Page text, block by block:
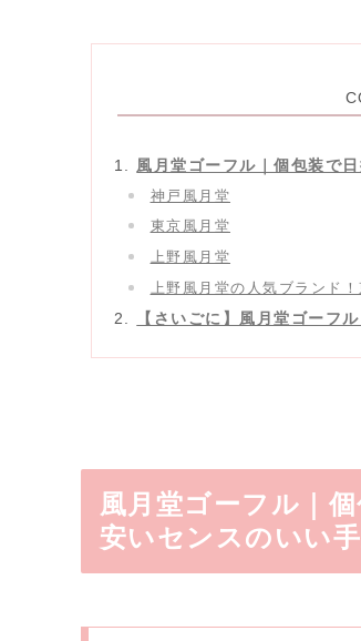
風月堂ゴーフル｜個包装で
神戸風月堂
東京風月堂
上野風月堂
上野風月堂の人気ブランド！
【さいごに】風月堂ゴーフ
風月堂ゴーフル｜
安いセンスのいい